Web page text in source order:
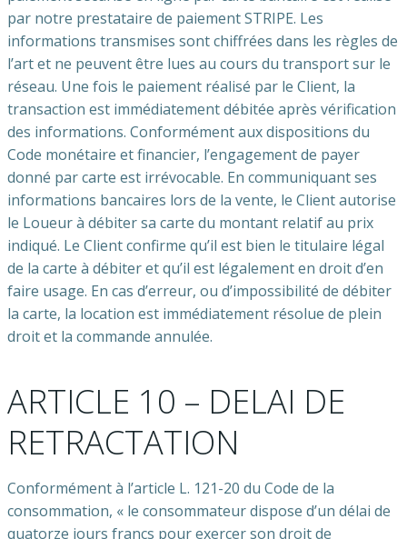
par notre prestataire de paiement STRIPE. Les
informations transmises sont chiffrées dans les règles de
l’art et ne peuvent être lues au cours du transport sur le
réseau. Une fois le paiement réalisé par le Client, la
transaction est immédiatement débitée après vérification
des informations. Conformément aux dispositions du
Code monétaire et financier, l’engagement de payer
donné par carte est irrévocable. En communiquant ses
informations bancaires lors de la vente, le Client autorise
le Loueur à débiter sa carte du montant relatif au prix
indiqué. Le Client confirme qu’il est bien le titulaire légal
de la carte à débiter et qu’il est légalement en droit d’en
faire usage. En cas d’erreur, ou d’impossibilité de débiter
la carte, la location est immédiatement résolue de plein
droit et la commande annulée.
ARTICLE 10 – DELAI DE
RETRACTATION
Conformément à l’article L. 121-20 du Code de la
consommation, « le consommateur dispose d’un délai de
quatorze jours francs pour exercer son droit de